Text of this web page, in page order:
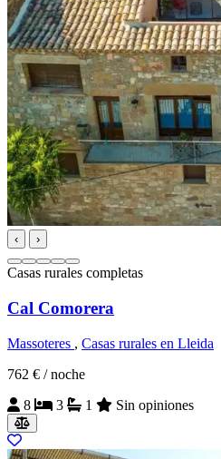
‹ ›
Casas rurales completas
Cal Comorera
Massoteres , Casas rurales en Lleida
762 € / noche
8
3 1 Sin opiniones